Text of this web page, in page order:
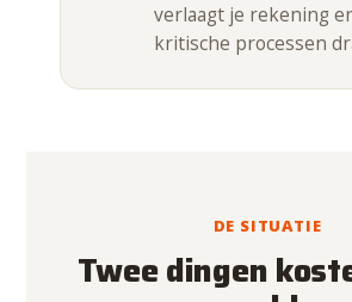
verlaagt je rekening
kritische processen
DE SITUATIE
Twee dingen